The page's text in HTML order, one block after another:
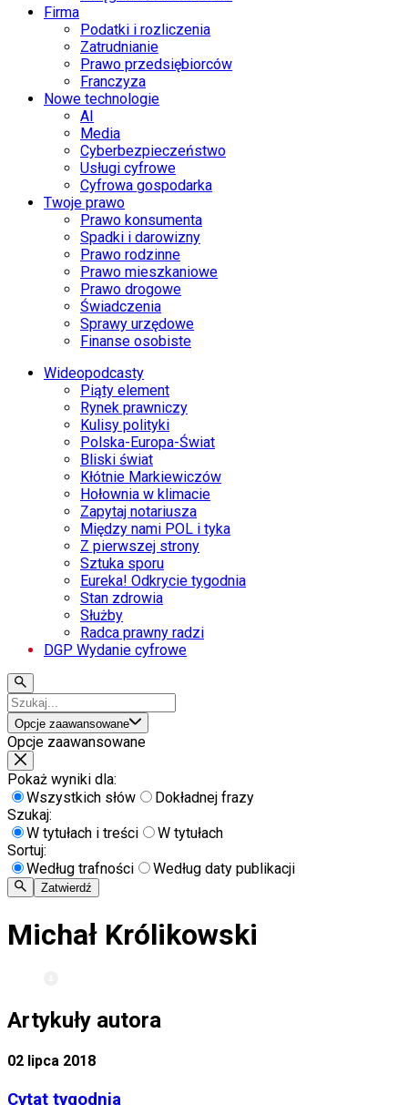
Firma
Podatki i rozliczenia
Zatrudnianie
Prawo przedsiębiorców
Franczyza
Nowe technologie
AI
Media
Cyberbezpieczeństwo
Usługi cyfrowe
Cyfrowa gospodarka
Twoje prawo
Prawo konsumenta
Spadki i darowizny
Prawo rodzinne
Prawo mieszkaniowe
Prawo drogowe
Świadczenia
Sprawy urzędowe
Finanse osobiste
Wideopodcasty
Piąty element
Rynek prawniczy
Kulisy polityki
Polska-Europa-Świat
Bliski świat
Kłótnie Markiewiczów
Hołownia w klimacie
Zapytaj notariusza
Między nami POL i tyka
Z pierwszej strony
Sztuka sporu
Eureka! Odkrycie tygodnia
Stan zdrowia
Służby
Radca prawny radzi
DGP Wydanie cyfrowe
Opcje zaawansowane
Opcje zaawansowane
Pokaż wyniki dla:
Wszystkich słów
Dokładnej frazy
Szukaj:
W tytułach i treści
W tytułach
Sortuj:
Według trafności
Według daty publikacji
Zatwierdź
Michał Królikowski
Artykuły autora
02 lipca 2018
Cytat tygodnia